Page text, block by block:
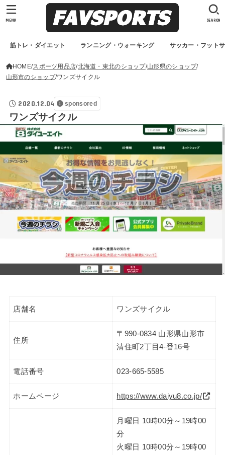
筋トレ・ダイエット ランニング・ウォーキング サッカー・フット
SEARCH
MENU
HOME スポーツ用品店 北海道・東北のショップ 山形県のショップ
山形市のショップ ワンズサイクル
2020.12.04 sponsored
ワンズサイクル
店舗名 ワンズサイクル
住所
〒990-0834 山形県山形市
清住町2丁目4-番16号
電話番号 023-665-5585
ホームページ https://www.daiyu8.co.jp/
月曜日 10時00分～19時00
分
火曜日 10時00分～19時00